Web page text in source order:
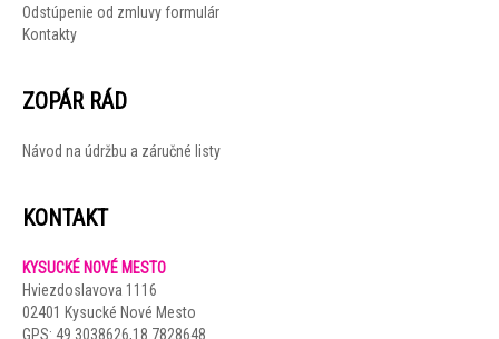
Odstúpenie od zmluvy formulár
Kontakty
ZOPÁR RÁD
Návod na údržbu a záručné listy
KONTAKT
KYSUCKÉ NOVÉ MESTO
Hviezdoslavova 1116
02401 Kysucké Nové Mesto
GPS: 49.3038626,18.7828648